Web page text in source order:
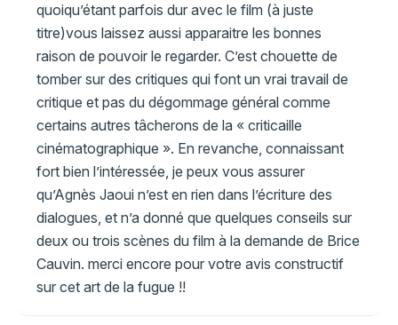
quoiqu’étant parfois dur avec le film (à juste
titre)vous laissez aussi apparaitre les bonnes
raison de pouvoir le regarder. C’est chouette de
tomber sur des critiques qui font un vrai travail de
critique et pas du dégommage général comme
certains autres tâcherons de la « criticaille
cinématographique ». En revanche, connaissant
fort bien l’intéressée, je peux vous assurer
qu’Agnès Jaoui n’est en rien dans l’écriture des
dialogues, et n’a donné que quelques conseils sur
deux ou trois scènes du film à la demande de Brice
Cauvin. merci encore pour votre avis constructif
sur cet art de la fugue !!